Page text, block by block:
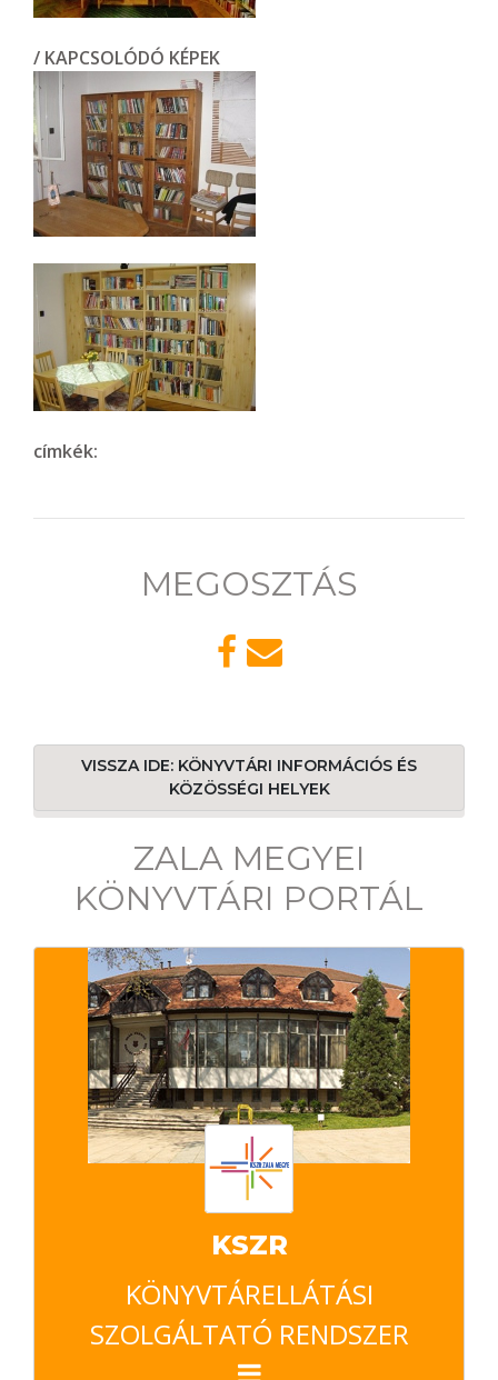
/ KAPCSOLÓDÓ KÉPEK
címkék:
MEGOSZTÁS
VISSZA IDE: KÖNYVTÁRI INFORMÁCIÓS ÉS
KÖZÖSSÉGI HELYEK
ZALA MEGYEI
KÖNYVTÁRI PORTÁL
KSZR
KÖNYVTÁRELLÁTÁSI
SZOLGÁLTATÓ RENDSZER